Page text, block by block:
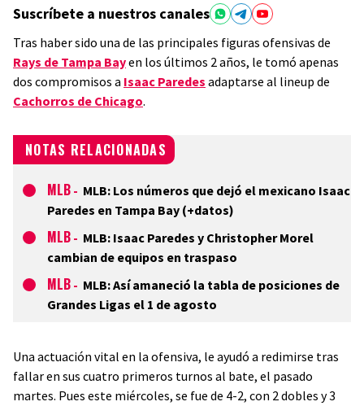
Suscríbete a nuestros canales
Tras haber sido una de las principales figuras ofensivas de
Rays de Tampa Bayen los últimos 2 años, le tomó apenas
dos compromisos a Isaac Paredes adaptarse al lineup de
Cachorros de Chicago.
NOTAS RELACIONADAS
MLB - MLB: Los números que dejó el mexicano Isaac
Paredes en Tampa Bay (+datos)
MLB - MLB: Isaac Paredes y Christopher Morel
cambian de equipos en traspaso
MLB - MLB: Así amaneció la tabla de posiciones de
Grandes Ligas el 1 de agosto
Una actuación vital en la ofensiva, le ayudó a redimirse tras
fallar en sus cuatro primeros turnos al bate, el pasado
martes. Pues este miércoles, se fue de 4-2, con 2 dobles y 3